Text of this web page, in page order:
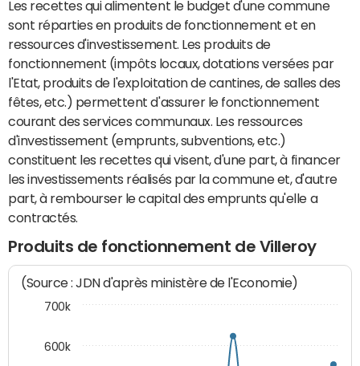
Les recettes qui alimentent le budget d'une commune
sont réparties en produits de fonctionnement et en
ressources d'investissement. Les produits de
fonctionnement (impôts locaux, dotations versées par
l'Etat, produits de l'exploitation de cantines, de salles des
fêtes, etc.) permettent d'assurer le fonctionnement
courant des services communaux. Les ressources
d'investissement (emprunts, subventions, etc.)
constituent les recettes qui visent, d'une part, à financer
les investissements réalisés par la commune et, d'autre
part, à rembourser le capital des emprunts qu'elle a
contractés.
Produits de fonctionnement de Villeroy
(Source : JDN d'après ministère de l'Economie)
600k
700k